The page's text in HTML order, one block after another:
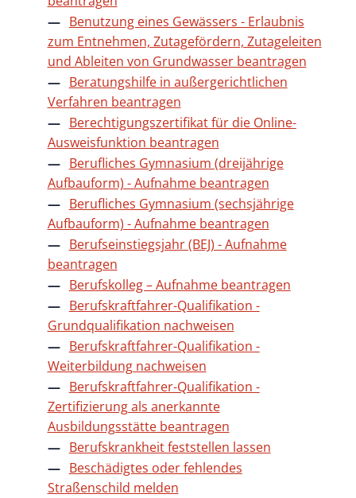
Benutzung eines Gewässers - Erlaubnis
zum Entnehmen, Zutagefördern, Zutageleiten
und Ableiten von Grundwasser beantragen
Beratungshilfe in außergerichtlichen
Verfahren beantragen
Berechtigungszertifikat für die Online-
Ausweisfunktion beantragen
Berufliches Gymnasium (dreijährige
Aufbauform) - Aufnahme beantragen
Berufliches Gymnasium (sechsjährige
Aufbauform) - Aufnahme beantragen
Berufseinstiegsjahr (BEJ) - Aufnahme
beantragen
Berufskolleg – Aufnahme beantragen
Berufskraftfahrer-Qualifikation -
Grundqualifikation nachweisen
Berufskraftfahrer-Qualifikation -
Weiterbildung nachweisen
Berufskraftfahrer-Qualifikation -
Zertifizierung als anerkannte
Ausbildungsstätte beantragen
Berufskrankheit feststellen lassen
Beschädigtes oder fehlendes
Straßenschild melden